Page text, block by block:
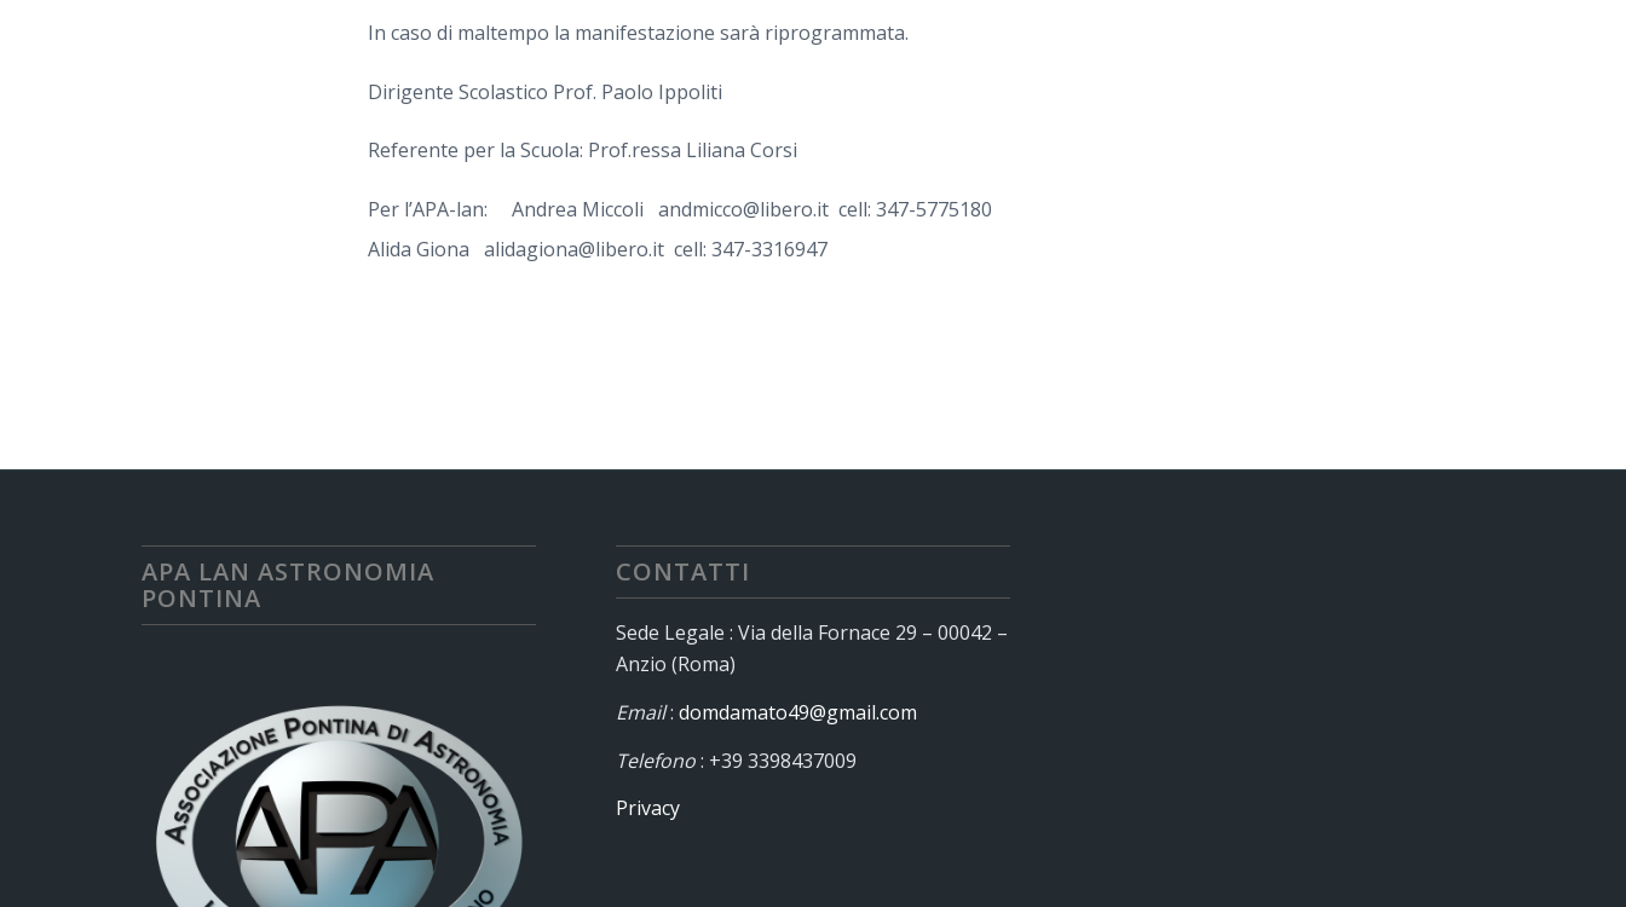
In caso di maltempo la manifestazione sarà riprogrammata.
Dirigente Scolastico Prof. Paolo Ippoliti
Referente per la Scuola: Prof.ressa Liliana Corsi
Per l’APA-lan: Andrea Miccoli andmicco@libero.it cell: 347-5775180
Alida Giona alidagiona@libero.it cell: 347-3316947
APA LAN ASTRONOMIA
PONTINA
CONTATTI
Sede Legale : Via della Fornace 29 – 00042 –
Anzio (Roma)
Email:domdamato49@gmail.com
Telefono: +39 3398437009
Privacy